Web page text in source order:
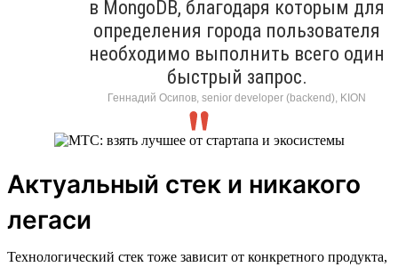
в MongoDB, благодаря которым для
определения города пользователя
необходимо выполнить всего один
быстрый запрос.
Геннадий Осипов, senior developer (backend), KION
Актуальный стек и никакого
легаси
Технологический стек тоже зависит от конкретного продукта,